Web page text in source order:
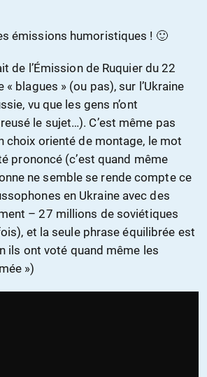
émissions humoristiques ! 🙂
de l’Émission de Ruquier du 22
« blagues » (ou pas), sur l’Ukraine
vu que les gens n’ont
le sujet…). C’est même pas
choix orienté de montage, le mot
prononcé (c’est quand même
ne semble se rende compte ce
en Ukraine avec des
– 27 millions de soviétiques
et la seule phrase équilibrée est
ils ont voté quand même les
»)